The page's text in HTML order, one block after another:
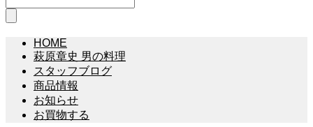
HOME
萩原章史 男の料理
スタッフブログ
商品情報
お知らせ
お買物する